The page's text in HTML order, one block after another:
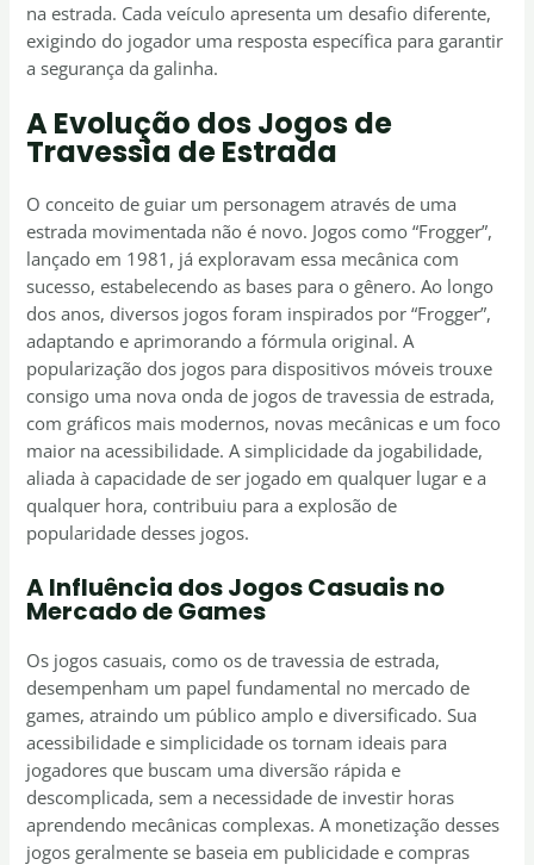
na estrada. Cada veículo apresenta um desafio diferente,
exigindo do jogador uma resposta específica para garantir
a segurança da galinha.
A Evolução dos Jogos de
Travessia de Estrada
O conceito de guiar um personagem através de uma
estrada movimentada não é novo. Jogos como “Frogger”,
lançado em 1981, já exploravam essa mecânica com
sucesso, estabelecendo as bases para o gênero. Ao longo
dos anos, diversos jogos foram inspirados por “Frogger”,
adaptando e aprimorando a fórmula original. A
popularização dos jogos para dispositivos móveis trouxe
consigo uma nova onda de jogos de travessia de estrada,
com gráficos mais modernos, novas mecânicas e um foco
maior na acessibilidade. A simplicidade da jogabilidade,
aliada à capacidade de ser jogado em qualquer lugar e a
qualquer hora, contribuiu para a explosão de
popularidade desses jogos.
A Influência dos Jogos Casuais no
Mercado de Games
Os jogos casuais, como os de travessia de estrada,
desempenham um papel fundamental no mercado de
games, atraindo um público amplo e diversificado. Sua
acessibilidade e simplicidade os tornam ideais para
jogadores que buscam uma diversão rápida e
descomplicada, sem a necessidade de investir horas
aprendendo mecânicas complexas. A monetização desses
jogos geralmente se baseia em publicidade e compras